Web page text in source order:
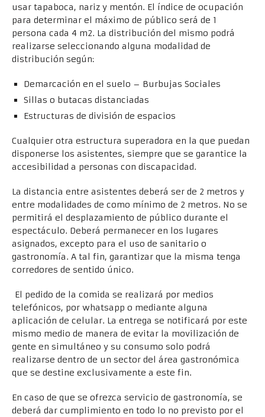
usar tapaboca, nariz y mentón. El índice de ocupación
para determinar el máximo de público será de 1
persona cada 4 m2. La distribución del mismo podrá
realizarse seleccionando alguna modalidad de
distribución según:
Demarcación en el suelo – Burbujas Sociales
Sillas o butacas distanciadas
Estructuras de división de espacios
Cualquier otra estructura superadora en la que puedan
disponerse los asistentes, siempre que se garantice la
accesibilidad a personas con discapacidad.
La distancia entre asistentes deberá ser de 2 metros y
entre modalidades de como mínimo de 2 metros. No se
permitirá el desplazamiento de público durante el
espectáculo. Deberá permanecer en los lugares
asignados, excepto para el uso de sanitario o
gastronomía. A tal fin, garantizar que la misma tenga
corredores de sentido único.
El pedido de la comida se realizará por medios
telefónicos, por whatsapp o mediante alguna
aplicación de celular. La entrega se notificará por este
mismo medio de manera de evitar la movilización de
gente en simultáneo y su consumo solo podrá
realizarse dentro de un sector del área gastronómica
que se destine exclusivamente a este fin.
En caso de que se ofrezca servicio de gastronomía, se
deberá dar cumplimiento en todo lo no previsto por el